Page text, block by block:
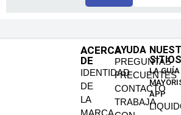
ACERCA
DE
IDENTIDAD
DE
LA
MARCA
AYUDA
PREGUNTAS
FRECUENTES
CONTACTO
TRABAJA
SITIOS
LA GUÍA
APP